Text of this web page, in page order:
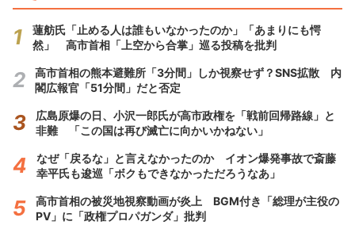
蓮舫氏「止める人は誰もいなかったのか」「あまりにも愕
然」 高市首相「上空から合掌」巡る投稿を批判
高市首相の熊本避難所「3分間」しか視察せず？SNS拡散 内
閣広報官「51分間」だと否定
広島原爆の日、小沢一郎氏が高市政権を「戦前回帰路線」と
非難 「この国は再び滅亡に向かいかねない」
なぜ「戻るな」と言えなかったのか イオン爆発事故で斎藤
幸平氏も逡巡「ボクもできなかっただろうなあ」
高市首相の被災地視察動画が炎上 BGM付き「総理が主役の
PV」に「政権プロパガンダ」批判